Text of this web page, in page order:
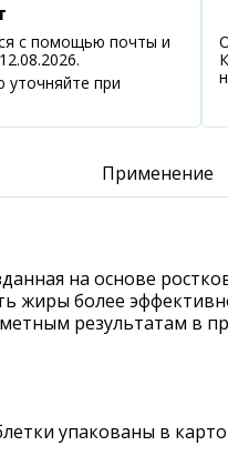
с помощью почты и
при
Применение
на основе
жиры более
результатам в
упакованы в